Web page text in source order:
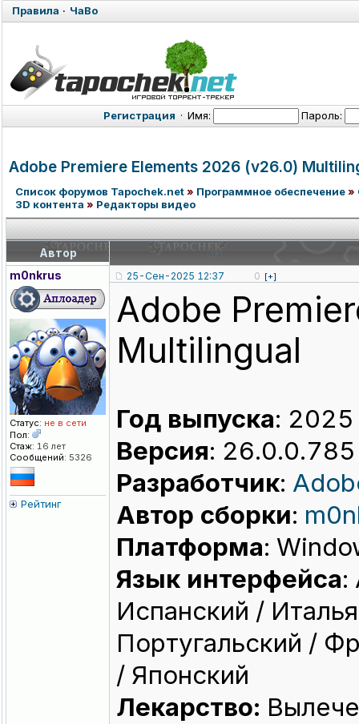
Правила · ЧаВо
Регистрация · Имя: Пароль:
Adobe Premiere Elements 2026 (v26.0)
Список форумов Tapochek.net» Программное обеспечение»
3D контента » Редакторы видео
Автор
m0nkrus
Статус: не в сети
Пол:
Стаж: 16 лет
Сообщений: 5326
Рейтинг
25-Сен-2025 12:37 0 [+]
Adobe
Multilingual
Год выпуска: 2025
Версия: 26.0.0.785
Разработчик:
Автор сборки:
Платформа:
Язык интерфейса:
Испанский /
Португальский /
/ Японский
Лекарство: